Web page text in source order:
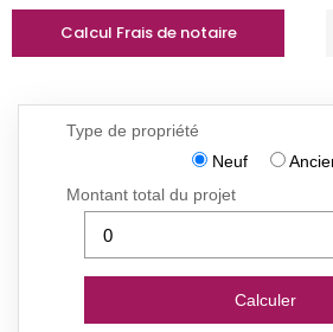
Calcul Frais de notaire